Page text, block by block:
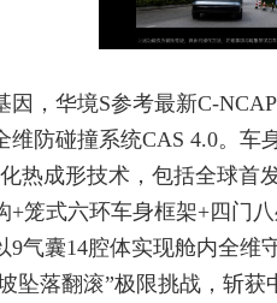
因，华境S参考最新C-
维防碰撞系统CAS 4.0。
热成形技术，包括全球
笼式六环车身框架+四门
9气囊14腔体实现舱内全
坠落翻滚”极限挑战，斩